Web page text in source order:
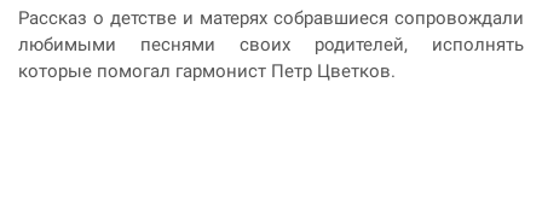
Рассказ о детстве и матерях собравшиеся сопровождали
любимыми песнями своих родителей, исполнять
которые помогал гармонист Петр Цветков.